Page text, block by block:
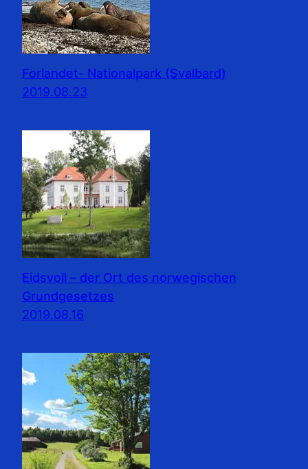
Forlandet- Nationalpark (Svalbard)
2019.08.23
Eidsvoll – der Ort des norwegischen
Grundgesetzes
2019.08.16